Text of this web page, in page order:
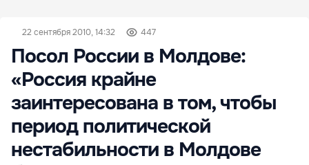
22 сентября 2010, 14:32 447
Посол России в Молдове:
«Россия крайне
заинтересована в том, чтобы
период политической
нестабильности в Молдове